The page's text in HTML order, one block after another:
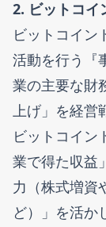
2. ビットコイ
ビットコイン
活動を行う『
業の主要な財
上げ」を経営
ビットコイン
業で得た収益
力（株式増資
ど）」を活か